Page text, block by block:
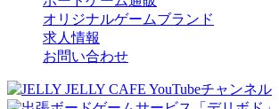
オリジナルゲームブランド
求人情報
お問い合わせ